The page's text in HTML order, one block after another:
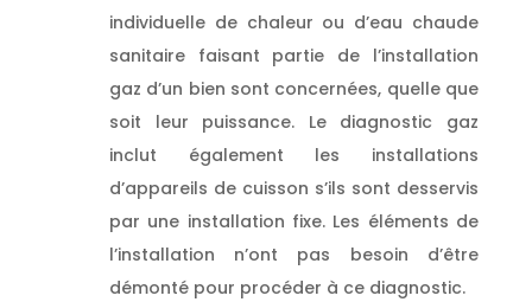
individuelle de chaleur ou d’eau chaude
sanitaire faisant partie de l’installation
gaz d’un bien sont concernées, quelle que
soit leur puissance. Le diagnostic gaz
inclut également les installations
d’appareils de cuisson s’ils sont desservis
par une installation fixe. Les éléments de
l’installation n’ont pas besoin d’être
démonté pour procéder à ce diagnostic.